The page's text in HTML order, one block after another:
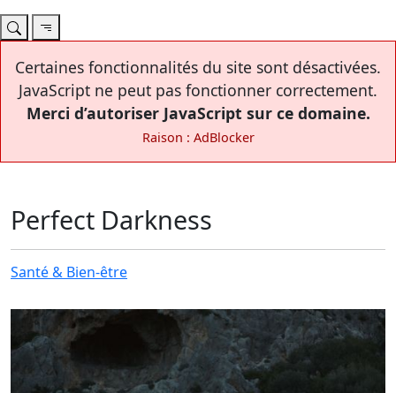
Certaines fonctionnalités du site sont désactivées.
JavaScript ne peut pas fonctionner correctement.
Merci d’autoriser JavaScript sur ce domaine.
Raison : AdBlocker
Perfect Darkness
Santé & Bien-être